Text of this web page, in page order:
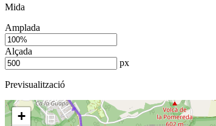
Mida
Amplada
Alçada
px
Previsualització